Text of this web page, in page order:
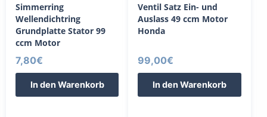
Simmerring
Wellendichtring
Grundplatte Stator 99
ccm Motor
7,80€
In den Warenkorb
Ventil Satz Ein- und
Auslass 49 ccm Motor
Honda
99,00€
In den Warenkorb